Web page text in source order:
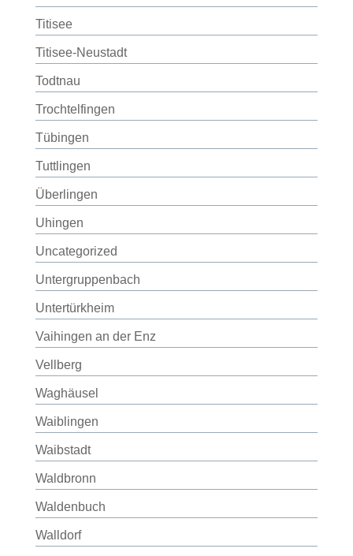
Titisee
Titisee-Neustadt
Todtnau
Trochtelfingen
Tübingen
Tuttlingen
Überlingen
Uhingen
Uncategorized
Untergruppenbach
Untertürkheim
Vaihingen an der Enz
Vellberg
Waghäusel
Waiblingen
Waibstadt
Waldbronn
Waldenbuch
Walldorf